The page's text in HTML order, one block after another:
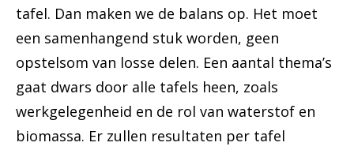
tafel. Dan maken we de balans op. Het moet
een samenhangend stuk worden, geen
opstelsom van losse delen. Een aantal thema’s
gaat dwars door alle tafels heen, zoals
werkgelegenheid en de rol van waterstof en
biomassa. Er zullen resultaten per tafel